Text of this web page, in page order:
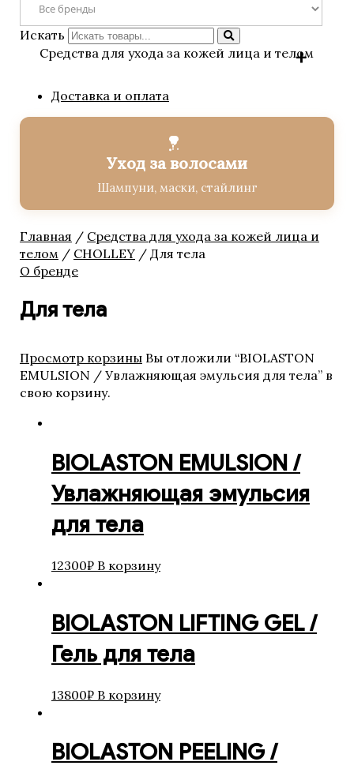
Искать
Средства для ухода за кожей лица и телом
BIOLOGIQUE RECHERCHE
Solaires / Солнцезащитные
средства
Аксессуары
Бустеры
Маски
Насыщенные кремы для
Средства по уходу для
ресниц и бровей
СРЕДСТВА ПО УХОДУ ЗА
средства
Сыворотки основные
Тональные сыворотки
сыворотки
Для беременных
Для контура глаз
Для мужчин
Кремы
Наборы
Очищение и демакияж
Доставка и оплата
Уход за волосами
Шампуни, маски, стайлинг
Главная / Средства для ухода за кожей лица и
телом / CHOLLEY / Для тела
О бренде
Для тела
Просмотр корзины Вы отложили “BIOLASTON
EMULSION / Увлажняющая эмульсия для тела” в
свою корзину.
BIOLASTON EMULSION /
Увлажняющая эмульсия
для тела
12300₽ В корзину
BIOLASTON LIFTING GEL /
Гель для тела
13800₽ В корзину
BIOLASTON PEELING /